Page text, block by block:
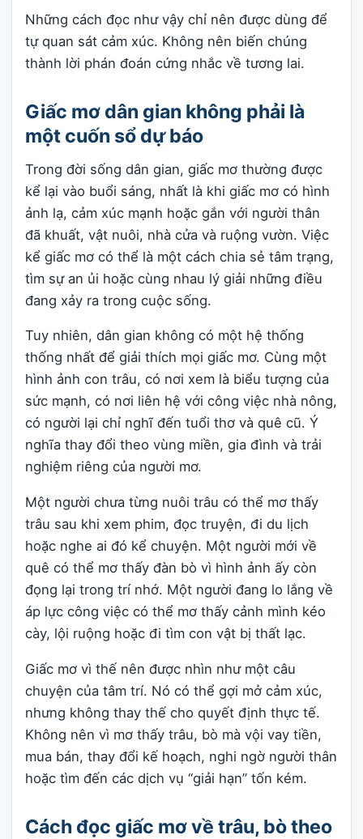
Những cách đọc như vậy chỉ nên được dùng để
tự quan sát cảm xúc. Không nên biến chúng
thành lời phán đoán cứng nhắc về tương lai.
Giấc mơ dân gian không phải là
một cuốn sổ dự báo
Trong đời sống dân gian, giấc mơ thường được
kể lại vào buổi sáng, nhất là khi giấc mơ có hình
ảnh lạ, cảm xúc mạnh hoặc gắn với người thân
đã khuất, vật nuôi, nhà cửa và ruộng vườn. Việc
kể giấc mơ có thể là một cách chia sẻ tâm trạng,
tìm sự an ủi hoặc cùng nhau lý giải những điều
đang xảy ra trong cuộc sống.
Tuy nhiên, dân gian không có một hệ thống
thống nhất để giải thích mọi giấc mơ. Cùng một
hình ảnh con trâu, có nơi xem là biểu tượng của
sức mạnh, có nơi liên hệ với công việc nhà nông,
có người lại chỉ nghĩ đến tuổi thơ và quê cũ. Ý
nghĩa thay đổi theo vùng miền, gia đình và trải
nghiệm riêng của người mơ.
Một người chưa từng nuôi trâu có thể mơ thấy
trâu sau khi xem phim, đọc truyện, đi du lịch
hoặc nghe ai đó kể chuyện. Một người mới về
quê có thể mơ thấy đàn bò vì hình ảnh ấy còn
đọng lại trong trí nhớ. Một người đang lo lắng về
áp lực công việc có thể mơ thấy cảnh mình kéo
cày, lội ruộng hoặc đi tìm con vật bị thất lạc.
Giấc mơ vì thế nên được nhìn như một câu
chuyện của tâm trí. Nó có thể gợi mở cảm xúc,
nhưng không thay thế cho quyết định thực tế.
Không nên vì mơ thấy trâu, bò mà vội vay tiền,
mua bán, thay đổi kế hoạch, nghi ngờ người thân
hoặc tìm đến các dịch vụ “giải hạn” tốn kém.
Cách đọc giấc mơ về trâu, bò theo